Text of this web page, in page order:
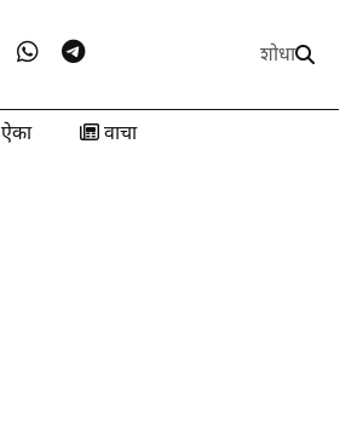
शोधा
ऐका वाचा